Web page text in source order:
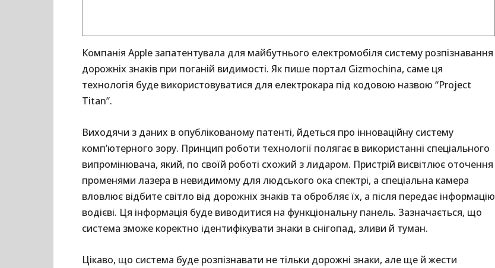
Компанія Apple запатентувала для майбутнього електромобіля систему розпізнавання
дорожніх знаків при поганій видимості. Як пише портал Gizmochina, саме ця
технологія буде використовуватися для електрокара під кодовою назвою “Project
Titan”.
Виходячи з даних в опублікованому патенті, йдеться про інноваційну систему
комп’ютерного зору. Принцип роботи технології полягає в використанні спеціального
випромінювача, який, по своїй роботі схожий з лидаром. Пристрій висвітлює оточення
променями лазера в невидимому для людського ока спектрі, а спеціальна камера
вловлює відбите світло від дорожніх знаків та обробляє їх, а після передає інформацію
водієві. Ця інформація буде виводитися на функціональну панель. Зазначається, що
система зможе коректно ідентифікувати знаки в снігопад, зливи й туман.
Цікаво, що система буде розпізнавати не тільки дорожні знаки, але ще й жести